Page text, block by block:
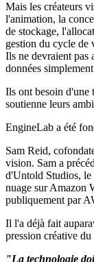
Mais les créateurs
l'animation, la
de stockage,
gestion du cycle de
Ils ne devraient pas
données
Ils ont besoin d'une
soutienne leurs
EngineLab a été
Sam Reid,
vision. Sam a
d'Untold Studios, le
nuage sur Amazon
publiquement par
Il l'a déjà fait
pression créative du
"La technologie